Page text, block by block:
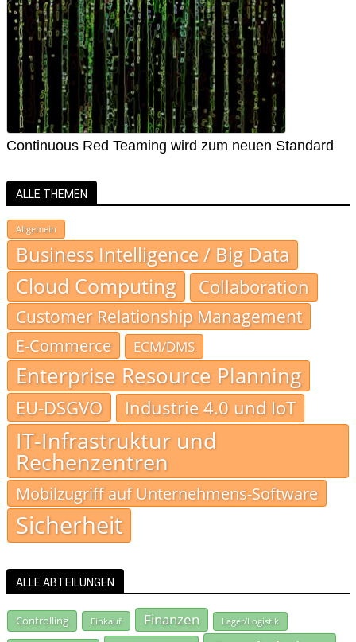
Continuous Red Teaming wird zum neuen Standard
ALLE THEMEN
Allgemein
Business Intelligence / Big Data
Cloud Computing Collaboration
Customer Relationship Management
E-Commerce
ECM/DMS
Enterprise Resource Planning
EU-DSGVO Industrie 4.0 und IoT
IT-Infrastruktur und
Rechenzentren
Mobilzugriff auf Unternehmens-Software
Sicherheit
ALLE ABTEILUNGEN
Controlling Einkauf Finanzen Lager/Logistik